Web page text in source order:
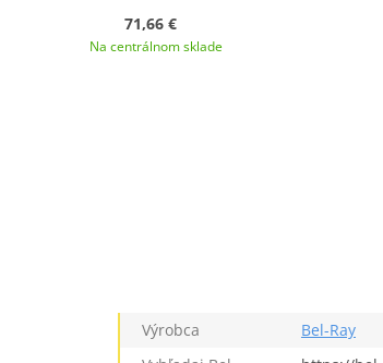
71,66 €
Na centrálnom sklade
Výrobca
Bel-Ray